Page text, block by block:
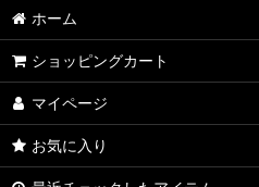
ホーム
ショッピングカート
マイページ
お気に入り